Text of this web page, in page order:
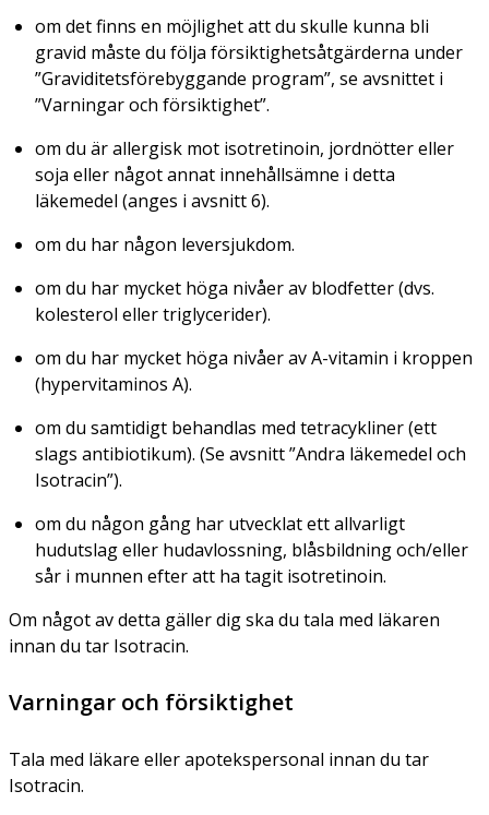
om det finns en möjlighet att du skulle kunna bli
gravid måste du följa försiktighetsåtgärderna under
”Graviditetsförebyggande program”, se avsnittet i
”Varningar och försiktighet”.
om du är allergisk mot isotretinoin, jordnötter eller
soja eller något annat innehållsämne i detta
läkemedel (anges i avsnitt 6).
om du har någon leversjukdom.
om du har mycket höga nivåer av blodfetter (dvs.
kolesterol eller triglycerider).
om du har mycket höga nivåer av A-vitamin i kroppen
(hypervitaminos A).
om du samtidigt behandlas med tetracykliner (ett
slags antibiotikum). (Se avsnitt ”Andra läkemedel och
Isotracin”).
om du någon gång har utvecklat ett allvarligt
hudutslag eller hudavlossning, blåsbildning och/eller
sår i munnen efter att ha tagit isotretinoin.
Om något av detta gäller dig ska du tala med läkaren
innan du tar Isotracin.
Varningar och försiktighet
Tala med läkare eller apotekspersonal innan du tar
Isotracin.